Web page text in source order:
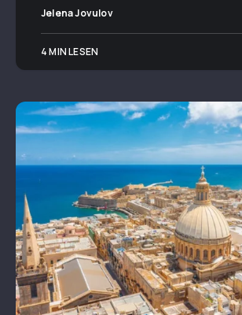
Jelena Jovulov
4 MIN LESEN